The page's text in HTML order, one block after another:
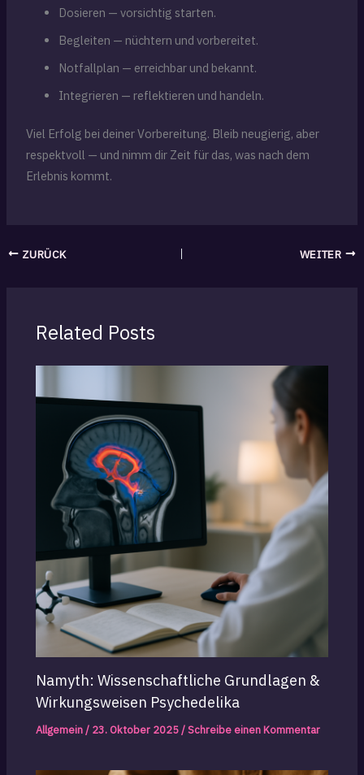
Dosieren — vorsichtig starten.
Begleiten — nüchtern und vorbereitet.
Notfallplan — erreichbar und bekannt.
Integrieren — reflektieren und handeln.
Viel Erfolg bei deiner Vorbereitung. Bleib neugierig, aber
respektvoll — und nimm dir Zeit für das, was nach dem
Erlebnis kommt.
ZURÜCK WEITER
Related Posts
Namyth: Wissenschaftliche Grundlagen &
Wirkungsweisen Psychedelika
Allgemein/ 23. Oktober 2025/Schreibe einen Kommentar